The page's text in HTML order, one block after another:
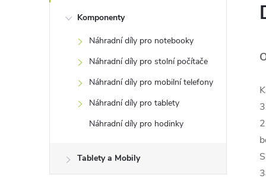
Komponenty
Náhradní díly pro notebooky
Náhradní díly pro stolní počítače
Náhradní díly pro mobilní telefony
Náhradní díly pro tablety
Náhradní díly pro hodinky
Tablety a Mobily